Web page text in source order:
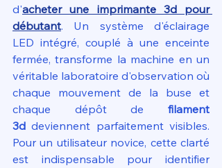
d'acheter une imprimante 3d pour
débutant. Un système d'éclairage
LED intégré, couplé à une enceinte
fermée, transforme la machine en un
véritable laboratoire d'observation où
chaque mouvement de la buse et
chaque dépôt de filament
3d deviennent parfaitement visibles.
Pour un utilisateur novice, cette clarté
est indispensable pour identifier